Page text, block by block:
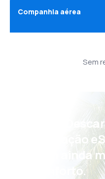
Companhia aérea
Sem
Psst!
aplicação
com ainda
conforto.